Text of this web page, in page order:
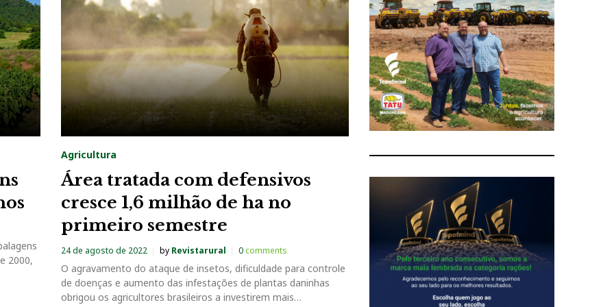
2000,
Agricultura
Área tratada com defensivos
cresce 1,6 milhão de ha no
primeiro semestre
24 de agosto de 2022 by Revistarural 0comments
O agravamento do ataque de insetos, dificuldade para controle
de doenças e aumento das infestações de plantas daninhas
obrigou os agricultores brasileiros a investirem mais…